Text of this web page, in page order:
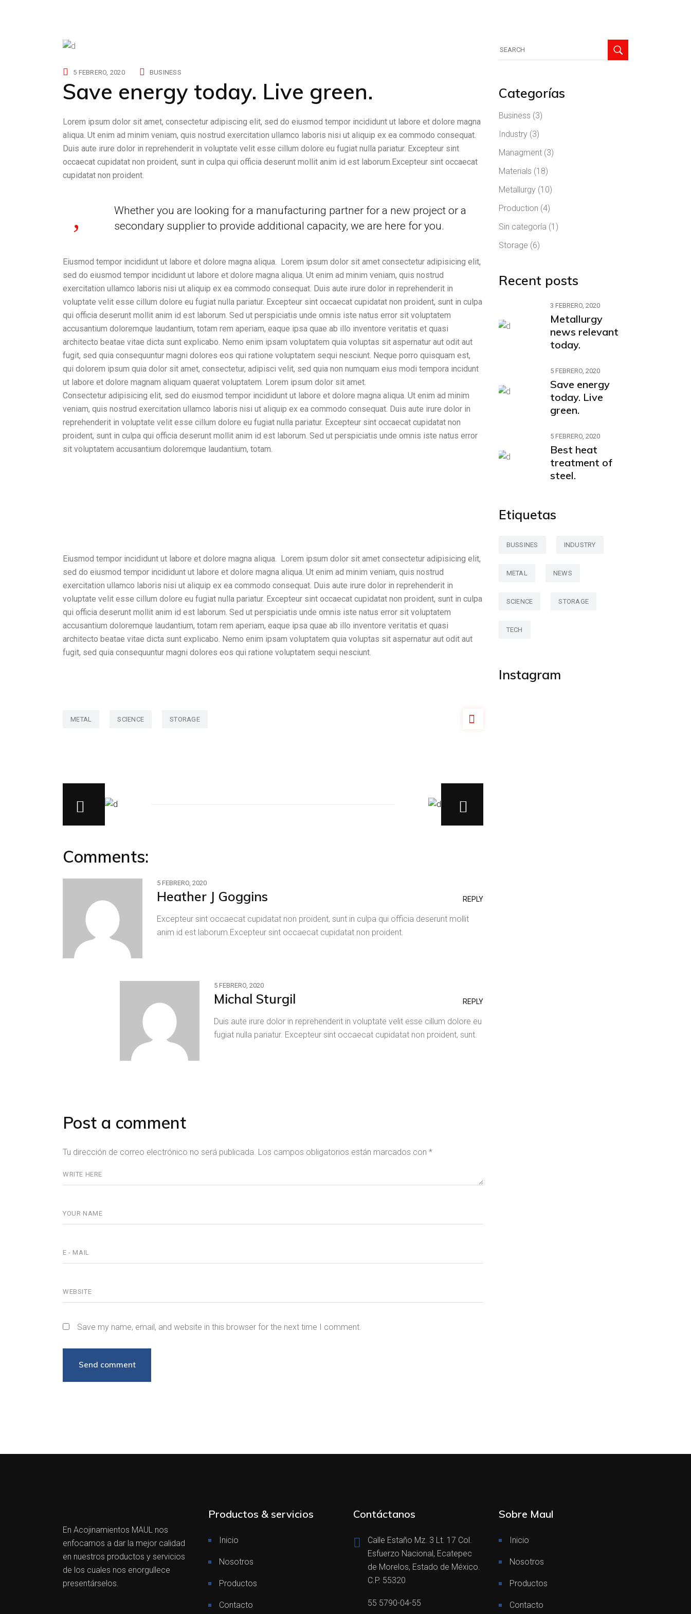
5 FEBRERO, 2020 BUSINESS
Save energy today. Live green.
Lorem ipsum dolor sit amet, consectetur adipiscing elit, sed do eiusmod tempor incididunt ut labore et dolore magna
aliqua. Ut enim ad minim veniam, quis nostrud exercitation ullamco laboris nisi ut aliquip ex ea commodo consequat.
Duis aute irure dolor in reprehenderit in voluptate velit esse cillum dolore eu fugiat nulla pariatur. Excepteur sint
occaecat cupidatat non proident, sunt in culpa qui officia deserunt mollit anim id est laborum.Excepteur sint occaecat
cupidatat non proident.
Whether you are looking for a manufacturing partner for a new project or a
secondary supplier to provide additional capacity, we are here for you.
Eiusmod tempor incididunt ut labore et dolore magna aliqua. Lorem ipsum dolor sit amet consectetur adipisicing elit,
sed do eiusmod tempor incididunt ut labore et dolore magna aliqua. Ut enim ad minim veniam, quis nostrud
exercitation ullamco laboris nisi ut aliquip ex ea commodo consequat. Duis aute irure dolor in reprehenderit in
voluptate velit esse cillum dolore eu fugiat nulla pariatur. Excepteur sint occaecat cupidatat non proident, sunt in culpa
qui officia deserunt mollit anim id est laborum. Sed ut perspiciatis unde omnis iste natus error sit voluptatem
accusantium doloremque laudantium, totam rem aperiam, eaque ipsa quae ab illo inventore veritatis et quasi
architecto beatae vitae dicta sunt explicabo. Nemo enim ipsam voluptatem quia voluptas sit aspernatur aut odit aut
fugit, sed quia consequuntur magni dolores eos qui ratione voluptatem sequi nesciunt. Neque porro quisquam est,
qui dolorem ipsum quia dolor sit amet, consectetur, adipisci velit, sed quia non numquam eius modi tempora incidunt
ut labore et dolore magnam aliquam quaerat voluptatem. Lorem ipsum dolor sit amet.
Consectetur adipisicing elit, sed do eiusmod tempor incididunt ut labore et dolore magna aliqua. Ut enim ad minim
veniam, quis nostrud exercitation ullamco laboris nisi ut aliquip ex ea commodo consequat. Duis aute irure dolor in
reprehenderit in voluptate velit esse cillum dolore eu fugiat nulla pariatur. Excepteur sint occaecat cupidatat non
proident, sunt in culpa qui officia deserunt mollit anim id est laborum. Sed ut perspiciatis unde omnis iste natus error
sit voluptatem accusantium doloremque laudantium, totam.
Eiusmod tempor incididunt ut labore et dolore magna aliqua. Lorem ipsum dolor sit amet consectetur adipisicing elit,
sed do eiusmod tempor incididunt ut labore et dolore magna aliqua. Ut enim ad minim veniam, quis nostrud
exercitation ullamco laboris nisi ut aliquip ex ea commodo consequat. Duis aute irure dolor in reprehenderit in
voluptate velit esse cillum dolore eu fugiat nulla pariatur. Excepteur sint occaecat cupidatat non proident, sunt in culpa
qui officia deserunt mollit anim id est laborum. Sed ut perspiciatis unde omnis iste natus error sit voluptatem
accusantium doloremque laudantium, totam rem aperiam, eaque ipsa quae ab illo inventore veritatis et quasi
architecto beatae vitae dicta sunt explicabo. Nemo enim ipsam voluptatem quia voluptas sit aspernatur aut odit aut
fugit, sed quia consequuntur magni dolores eos qui ratione voluptatem sequi nesciunt.
METAL SCIENCE STORAGE
Comments:
5 FEBRERO, 2020
Heather J Goggins REPLY
Excepteur sint occaecat cupidatat non proident, sunt in culpa qui officia deserunt mollit
anim id est laborum.Excepteur sint occaecat cupidatat non proident.
5 FEBRERO, 2020
Michal Sturgil REPLY
Duis aute irure dolor in reprehenderit in voluptate velit esse cillum dolore eu
fugiat nulla pariatur. Excepteur sint occaecat cupidatat non proident, sunt.
Post a comment
Tu dirección de correo electrónico no será publicada. Los campos obligatorios están marcados con *
Save my name, email, and website in this browser for the next time I comment.
Categorías
Business (3)
Industry(3)
Managment(3)
Materials (18)
Metallurgy(10)
Production (4)
Sin categoría (1)
Storage (6)
Recent posts
3 FEBRERO, 2020
Metallurgy
news relevant
today.
5 FEBRERO, 2020
Save energy
today. Live
green.
5 FEBRERO, 2020
Best heat
treatment of
steel.
Etiquetas
BUSSINES INDUSTRY
METAL NEWS
SCIENCE STORAGE
TECH
Instagram
En Acojinamientos MAUL nos
enfocamos a dar la mejor calidad
en nuestros productos y servicios
de los cuales nos enorgullece
presentárselos.
Productos & servicios
Inicio
Nosotros
Productos
Contacto
Contáctanos
Calle Estaño Mz. 3 Lt. 17 Col.
Esfuerzo Nacional, Ecatepec
de Morelos, Estado de México.
C.P. 55320
55 5790-04-55
Sobre Maul
Inicio
Nosotros
Productos
Contacto